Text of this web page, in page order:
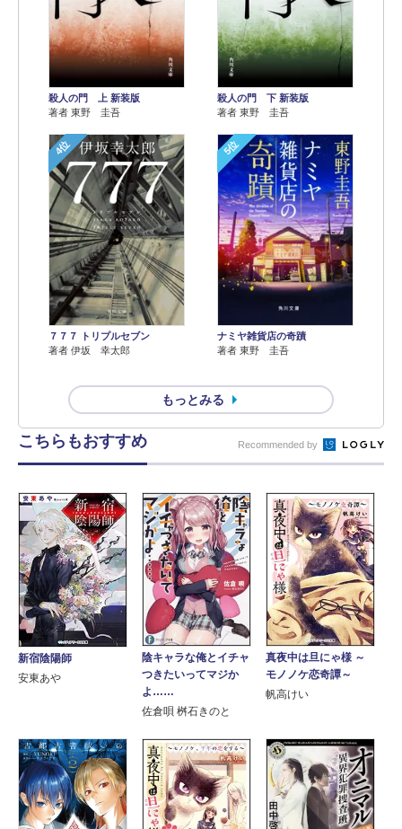
殺人の門 上 新装版
著者 東野 圭吾
殺人の門 下 新装版
著者 東野 圭吾
4位
７７７ トリプルセブン
著者 伊坂 幸太郎
5位
ナミヤ雑貨店の奇蹟
著者 東野 圭吾
もっとみる
こちらもおすすめ Recommended by
新宿陰陽師
安東あや
陰キャラな俺とイチャ
つきたいってマジか
よ……
佐倉唄 桝石きのと
真夜中は旦にゃ様 ～
モノノケ恋奇譚～
帆高けい